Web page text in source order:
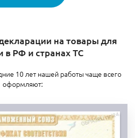
на товары для
в РФ и странах ТС
10 лет нашей работы чаще всего
оформляют: